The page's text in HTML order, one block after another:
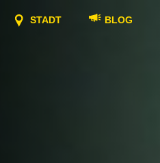
STADT BLOG